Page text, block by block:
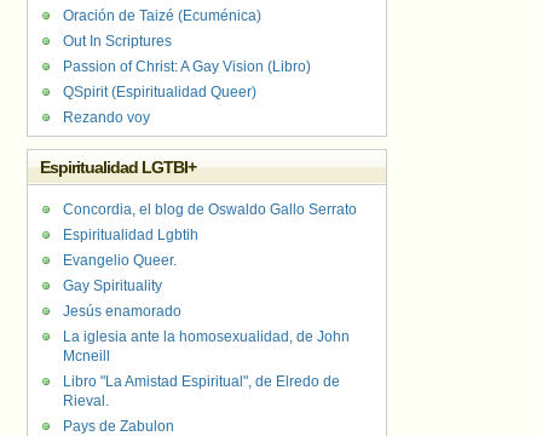
Oración de Taizé (Ecuménica)
Out In Scriptures
Passion of Christ: A Gay Vision (Libro)
QSpirit (Espiritualidad Queer)
Rezando voy
Espiritualidad LGTBI+
Concordia, el blog de Oswaldo Gallo Serrato
Espiritualidad Lgbtih
Evangelio Queer.
Gay Spirituality
Jesús enamorado
La iglesia ante la homosexualidad, de John
Mcneill
Libro "La Amistad Espiritual", de Elredo de
Rieval.
Pays de Zabulon